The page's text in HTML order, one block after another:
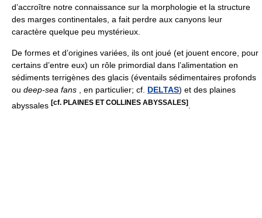
d’accroître notre connaissance sur la morphologie et la structure
des marges continentales, a fait perdre aux canyons leur
caractère quelque peu mystérieux.
De formes et d’origines variées, ils ont joué (et jouent encore, pour
certains d’entre eux) un rôle primordial dans l’alimentation en
sédiments terrigènes des glacis (éventails sédimentaires profonds
ou deep-sea fans , en particulier; cf. DELTAS) et des plaines
abyssales [cf. PLAINES ET COLLINES ABYSSALES]